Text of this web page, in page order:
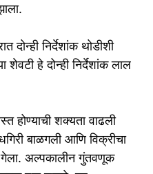
दोन्ही निर्देशांक थोडीशी
शेवटी हे दोन्ही निर्देशांक लाल
होण्याची शक्यता वाढली
बाळगली आणि विक्रीचा
अल्पकालीन गुंतवणूक